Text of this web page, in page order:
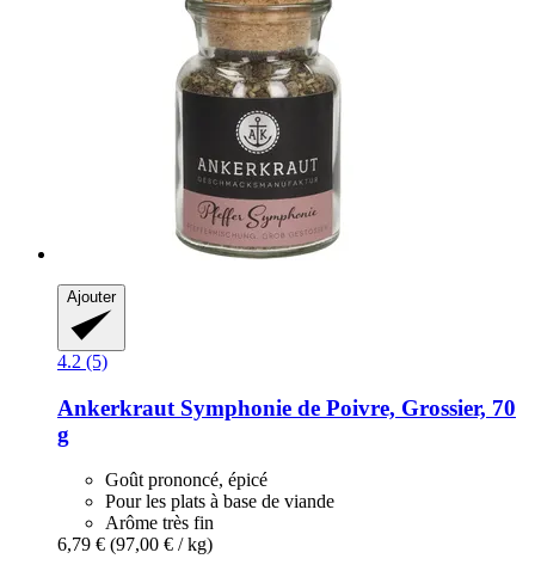
Ajouter
4.2 (5)
Ankerkraut Symphonie de Poivre, Grossier, 70
g
Goût prononcé, épicé
Pour les plats à base de viande
Arôme très fin
6,79 € (97,00 € / kg)